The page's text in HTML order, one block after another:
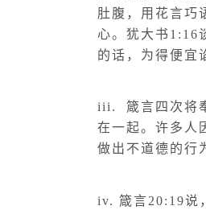
肚腹，用花言巧
心。犹大书 1:16
的话，为得便宜
iii. 箴言四次将
在一起。许多人
做出不道德的行
iv. 箴言20:19说